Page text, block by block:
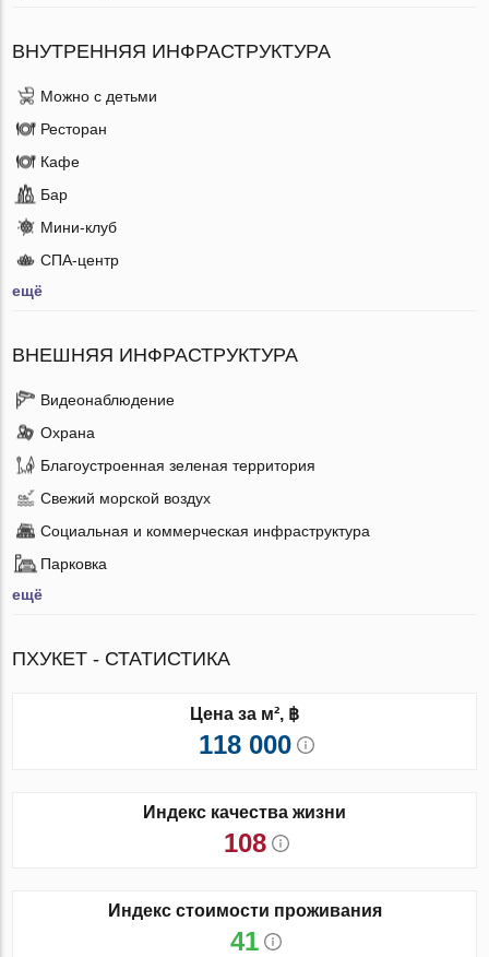
ВНУТРЕННЯЯ ИНФРАСТРУКТУРА
Можно с детьми
Ресторан
Кафе
Бар
Мини-клуб
СПА-центр
ещё
ВНЕШНЯЯ ИНФРАСТРУКТУРА
Видеонаблюдение
Охрана
Благоустроенная зеленая территория
Свежий морской воздух
Социальная и коммерческая инфраструктура
Парковка
ещё
ПХУКЕТ - СТАТИСТИКА
Цена за м², ฿
118 000
Индекс качества жизни
108
Индекс стоимости проживания
41